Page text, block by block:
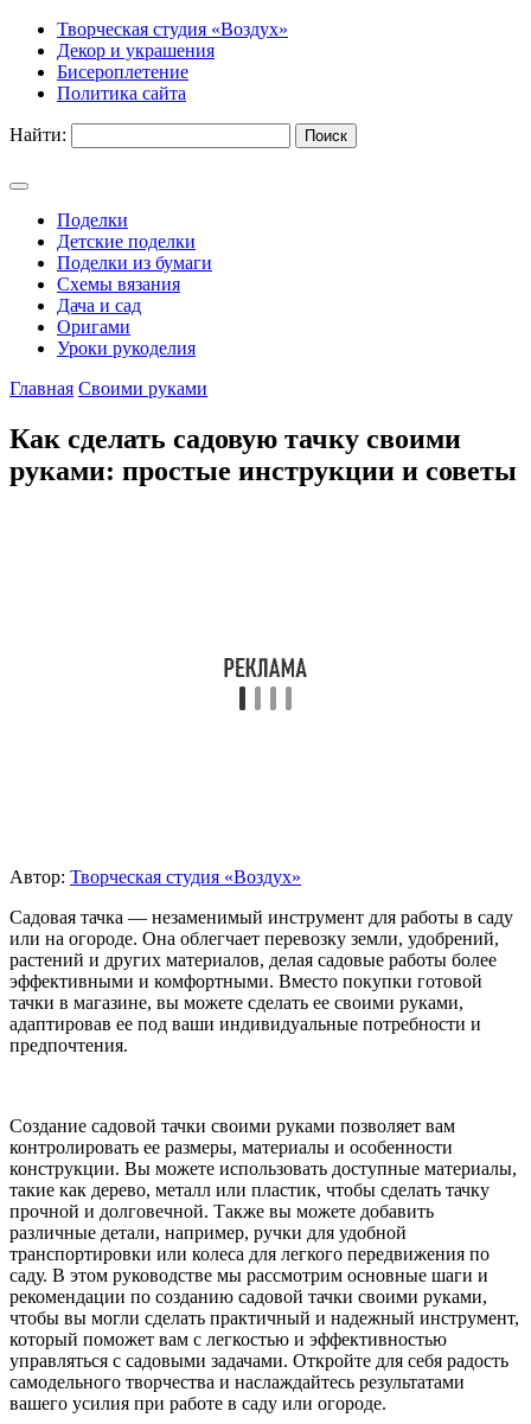
Творческая студия «Воздух»
Декор и украшения
Бисероплетение
Политика сайта
Найти:
Поделки
Детские поделки
Поделки из бумаги
Схемы вязания
Дача и сад
Оригами
Уроки рукоделия
Главная Своими руками
Как сделать садовую тачку своими
руками: простые инструкции и советы
Автор: Творческая студия «Воздух»
Садовая тачка — незаменимый инструмент для работы в саду
или на огороде. Она облегчает перевозку земли, удобрений,
растений и других материалов, делая садовые работы более
эффективными и комфортными. Вместо покупки готовой
тачки в магазине, вы можете сделать ее своими руками,
адаптировав ее под ваши индивидуальные потребности и
предпочтения.
Создание садовой тачки своими руками позволяет вам
контролировать ее размеры, материалы и особенности
конструкции. Вы можете использовать доступные материалы,
такие как дерево, металл или пластик, чтобы сделать тачку
прочной и долговечной. Также вы можете добавить
различные детали, например, ручки для удобной
транспортировки или колеса для легкого передвижения по
саду. В этом руководстве мы рассмотрим основные шаги и
рекомендации по созданию садовой тачки своими руками,
чтобы вы могли сделать практичный и надежный инструмент,
который поможет вам с легкостью и эффективностью
управляться с садовыми задачами. Откройте для себя радость
самодельного творчества и наслаждайтесь результатами
вашего усилия при работе в саду или огороде.